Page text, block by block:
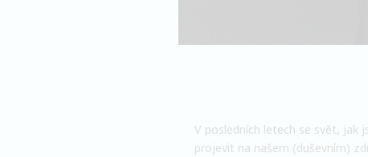
V posledních letech se svět, jak
projevit na našem (duševním)